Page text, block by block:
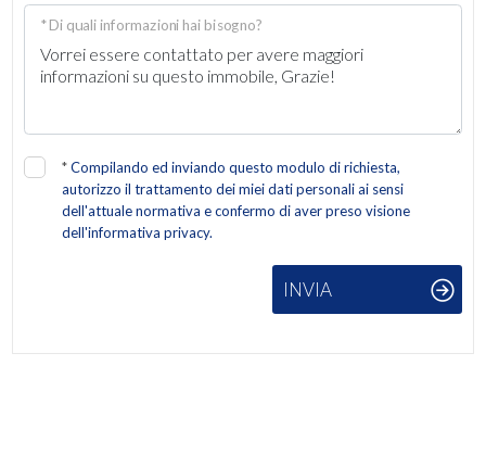
* Di quali informazioni hai bisogno?
*Compilando ed inviando questo modulo di richiesta,
autorizzo il trattamento dei miei dati personali ai sensi
dell'attuale normativa e confermo di aver preso visione
dell'informativa privacy.
INVIA
Giardino
Posto auto/Box
Balcone/Terrazzo
Ascensore